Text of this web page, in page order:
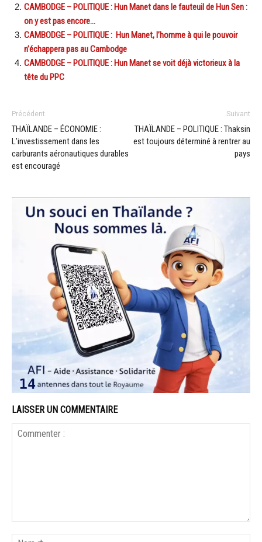
CAMBODGE – POLITIQUE : Hun Manet dans le fauteuil de Hun Sen :
on y est pas encore…
CAMBODGE – POLITIQUE : Hun Manet, l’homme à qui le pouvoir
n’échappera pas au Cambodge
CAMBODGE – POLITIQUE : Hun Manet se voit déjà victorieux à la
tête du PPC
Précédent
THAÏLANDE – ÉCONOMIE :
L’investissement dans les
carburants aéronautiques durables
est encouragé
Suivant
THAÏLANDE – POLITIQUE : Thaksin
est toujours déterminé à rentrer au
pays
LAISSER UN COMMENTAIRE